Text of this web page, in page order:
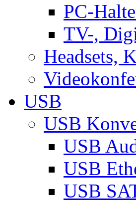
PC-
TV-,
Headsets,
USB
USB
USB
USB
USB